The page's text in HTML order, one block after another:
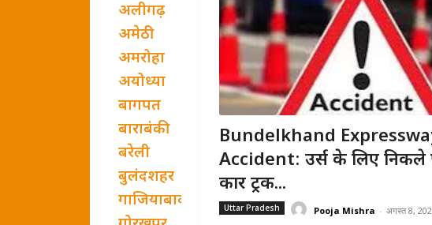
अलीगढ़
अमेठी
अमरोहा
अयोध्या
बागपत
बाराबंकी
बरेली
बुलंदशहर
गाजियाबाद
Bundelkhand
Accident: उर्स के लिए निकले
कार ट्रक...
Uttar Pradesh Pooja Mishra - अगस्त 8,